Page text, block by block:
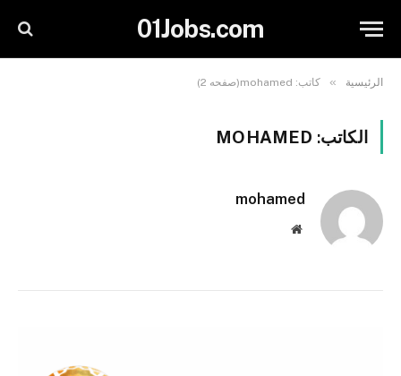
01Jobs.com
الرئيسية » كاتب: mohamed(صفحه 2)
الكاتب: MOHAMED
mohamed
موقع